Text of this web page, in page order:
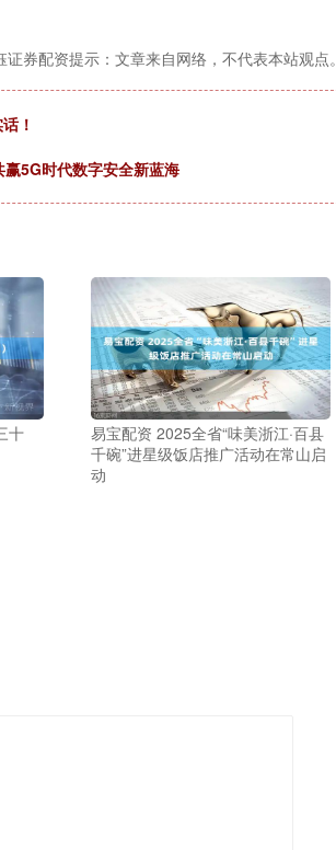
证券配资提示：文章来自网络，不代表本站观点。
！
5G时代数字安全新蓝海
十
易宝配资 2025全省“味美浙江·百县
千碗”进星级饭店推广活动在常山启
动